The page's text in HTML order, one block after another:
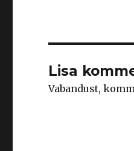
Lisa
Vabandust,